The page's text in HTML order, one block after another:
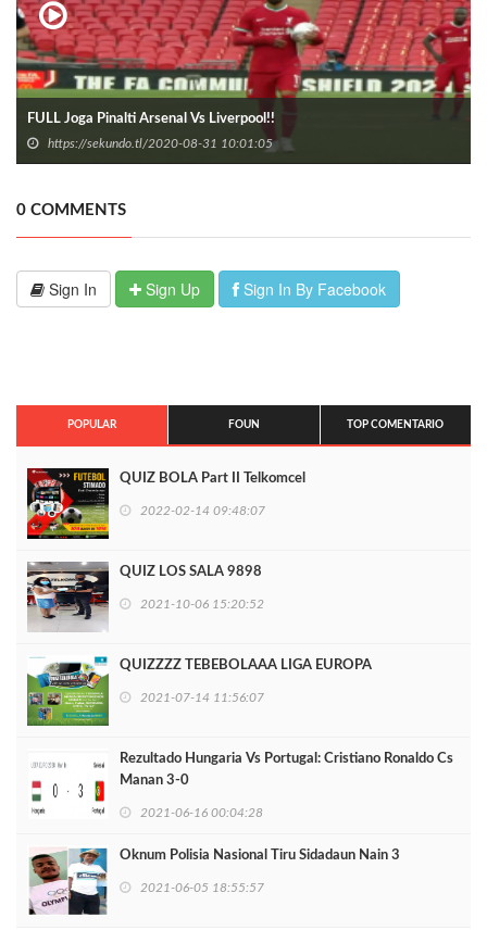
FULL Joga Pinalti Arsenal Vs Liverpool!!
https://sekundo.tl/2020-08-31 10:01:05
0 COMMENTS
Sign In Sign Up Sign In By Facebook
POPULAR FOUN TOP COMENTARIO
QUIZ BOLA Part II Telkomcel
2022-02-14 09:48:07
QUIZ LOS SALA 9898
2021-10-06 15:20:52
QUIZZZZ TEBEBOLAAA LIGA EUROPA
2021-07-14 11:56:07
Rezultado Hungaria Vs Portugal: Cristiano Ronaldo Cs
Manan 3-0
2021-06-16 00:04:28
Oknum Polisia Nasional Tiru Sidadaun Nain 3
2021-06-05 18:55:57